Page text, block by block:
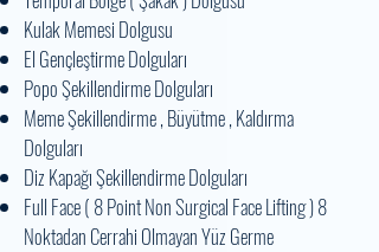
Kulak Memesi Dolgusu
El Gençleştirme Dolguları
Popo Şekillendirme Dolguları
Meme Şekillendirme , Büyütme , Kaldırma
Dolguları
Diz Kapağı Şekillendirme Dolguları
Full Face ( 8 Point Non Surgical Face Lifting ) 8
Noktadan Cerrahi Olmayan Yüz Germe